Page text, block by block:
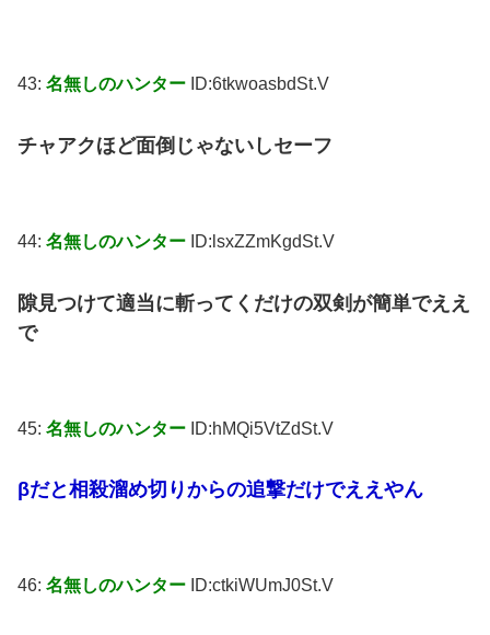
43: 名無しのハンター ID:6tkwoasbdSt.V
チャアクほど面倒じゃないしセーフ
44: 名無しのハンター ID:lsxZZmKgdSt.V
隙見つけて適当に斬ってくだけの双剣が簡単でええ
で
45: 名無しのハンター ID:hMQi5VtZdSt.V
βだと相殺溜め切りからの追撃だけでええやん
46: 名無しのハンター ID:ctkiWUmJ0St.V